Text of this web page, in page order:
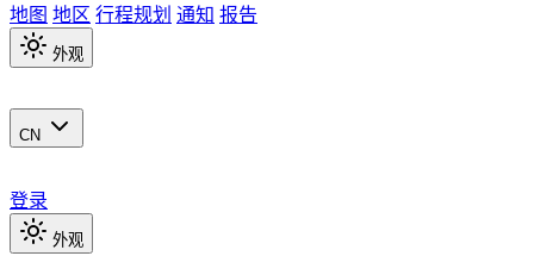
地图 地区 行程规划 通知 报告
外观
CN
登录
外观